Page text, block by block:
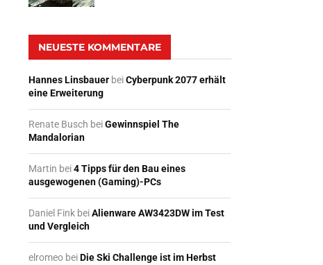
NEUESTE KOMMENTARE
Hannes Linsbauer beiCyberpunk 2077 erhält
eine Erweiterung
Renate Busch beiGewinnspiel The
Mandalorian
Martin bei4 Tipps für den Bau eines
ausgewogenen (Gaming)-PCs
Daniel Fink beiAlienware AW3423DW im Test
und Vergleich
elromeo beiDie Ski Challenge ist im Herbst